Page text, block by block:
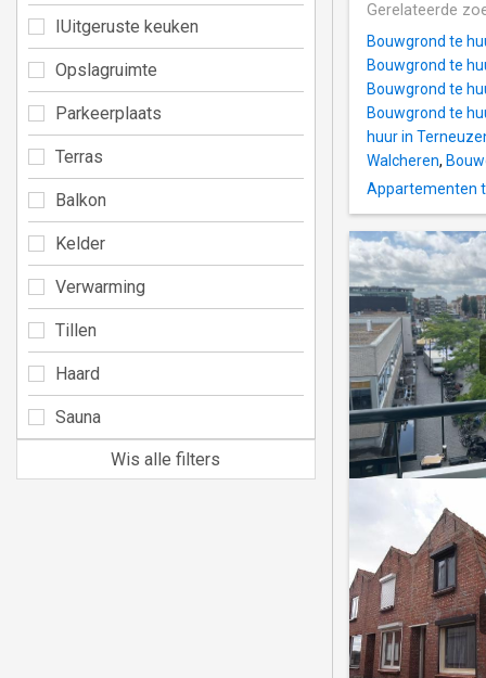
Gerelateerde
Bouwgrond te
Bouwgrond te
Bouwgrond te
Bouwgrond te
huur in
Walcheren,
Appartementen
IUitgeruste keuken
Opslagruimte
Parkeerplaats
Terras
Balkon
Kelder
Verwarming
Tillen
Haard
Sauna
Wis alle filters